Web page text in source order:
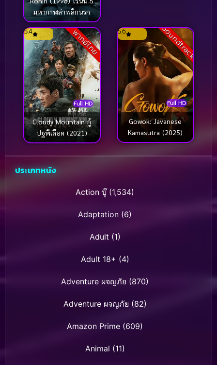
มหากาฬล่าพลิกนรก
พากย์ไทย
Full HD
5.4
Cloudy Mountain กู้
ปฐพีเดือด (2021)
Soundtrack
Full HD
5.6
Gowok: Javanese
Kamasutra (2025)
ประเภทหนัง
Action บู๊(1,534)
Adaptation (6)
Adult (1)
Adult 18+ (4)
Adventure ผจญภัย (870)
Adventure ผจญภัย (82)
Amazon Prime (609)
Animal (11)